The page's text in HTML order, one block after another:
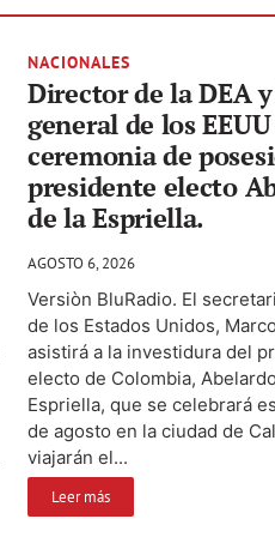
NACIONALES
Director de la DEA
general de los
ceremonia de
presidente electo
de la Espriella.
AGOSTO 6, 2026
Versiòn BluRadio. El
de los Estados Unidos,
asistirá a la investidura del
electo de Colombia,
Espriella, que se celebrará
de agosto en la ciudad de
viajarán el...
Leer más